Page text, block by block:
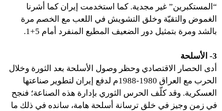
“المستكبرين” غير مجدية. كما استخدمت إيران كما أشرنا
الغموض والتقيّة وخلق التشويش في اللعب مع الخصم مرة
بالشد ومرة بتمثيل دور الضعيف المطيع المنفرد أمام 5+1.
3- الأسلحة
أدى الحصار الاقتصادي وحظر وصول الأسلحة بعد الثورة وخلال
الحرب مع العراق 1980-1988م لدفع إيران لتطوير صناعتها
العسكرية. وقد كلّف الحرس الثوري بإدارة هذه الصناعة؛ فنجح
في زمن وجيز في خلق ترسانة أسلحة هامة، سانده في ذلك ما